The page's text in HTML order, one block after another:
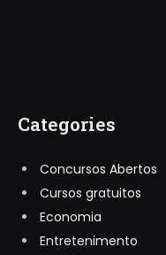
Categories
Concursos Abertos
Cursos gratuitos
Economia
Entretenimento